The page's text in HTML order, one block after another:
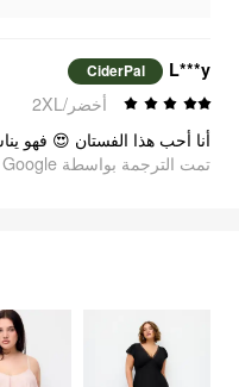
L***y
CiderPal
أخضر/2XL
تمت الترجمة بواسطة Google